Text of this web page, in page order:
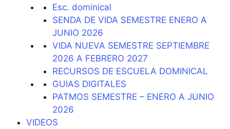
Esc. dominical
SENDA DE VIDA SEMESTRE ENERO A
JUNIO 2026
VIDA NUEVA SEMESTRE SEPTIEMBRE
2026 A FEBRERO 2027
RECURSOS DE ESCUELA DOMINICAL
GUIAS DIGITALES
PATMOS SEMESTRE – ENERO A JUNIO
2026
VIDEOS